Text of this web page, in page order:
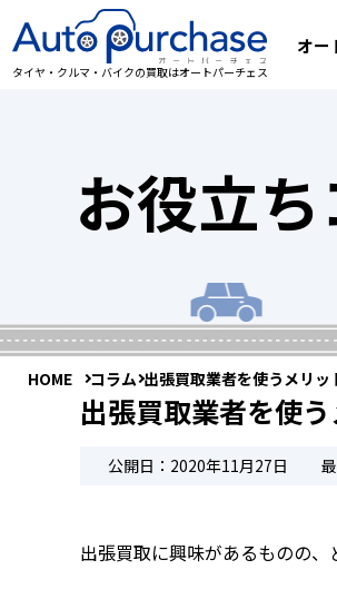
タイヤ・クルマ・バイクの買取はオートパーチェス
オー
お役立
HOME コラム 出張買取業者を使うメリッ
出張買取業者を使
公開日：2020年11月27日
出張買取に興味があるものの